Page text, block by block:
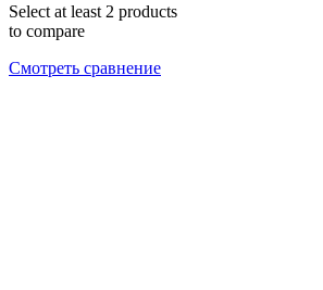
Select at least 2 products
to compare
Смотреть сравнение